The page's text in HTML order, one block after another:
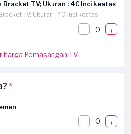
Bracket TV; Ukuran : 40 Inci keatas
TV; Ukuran : 40 Inci keatas
- 0 +
harga Pemasangan TV
*
- 0 +